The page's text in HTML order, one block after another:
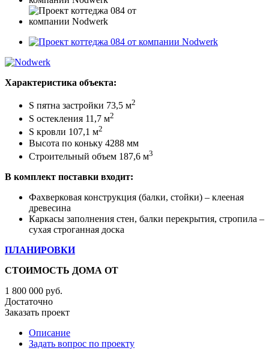
Характеристика объекта:
S пятна застройки 73,5 м2
S остекления 11,7 м2
S кровли 107,1 м2
Высота по коньку 4288 мм
Строительный объем 187,6 м3
В комплект поставки входит:
Фахверковая конструкция (балки, стойки) – клееная
древесина
Каркасы заполнения стен, балки перекрытия, стропила –
сухая строганная доска
ПЛАНИРОВКИ
СТОИМОСТЬ ДОМА ОТ
1 800 000 руб.
Достаточно
Заказать проект
Описание
Задать вопрос по проекту